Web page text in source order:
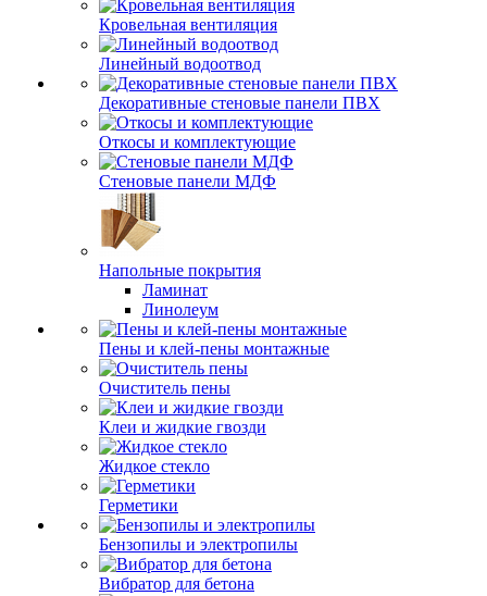
Кровельная вентиляция
Линейный водоотвод
Декоративные стеновые панели ПВХ
Откосы и комплектующие
Стеновые панели МДФ
Напольные покрытия
Ламинат
Линолеум
Пены и клей-пены монтажные
Очиститель пены
Клеи и жидкие гвозди
Жидкое стекло
Герметики
Бензопилы и электропилы
Вибратор для бетона